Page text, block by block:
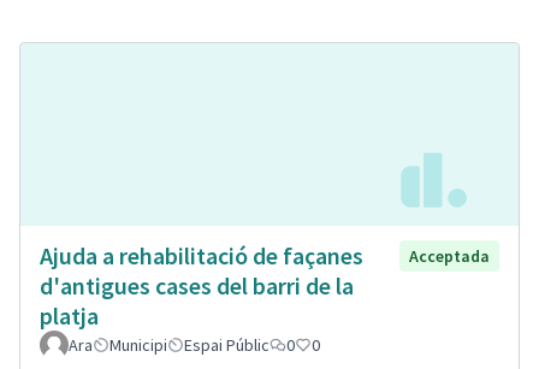
Ajuda a rehabilitació de façanes
d'antigues cases del barri de la
platja
Acceptada
Ara Municipi Espai Públic 0 0